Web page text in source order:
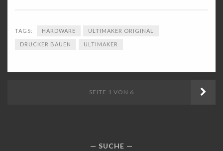
TAGS: HARDWARE ULTIMAKER ORIGINAL
DRUCKER BAUEN ULTIMAKER
SEITE 1 VON 6
SUCHE